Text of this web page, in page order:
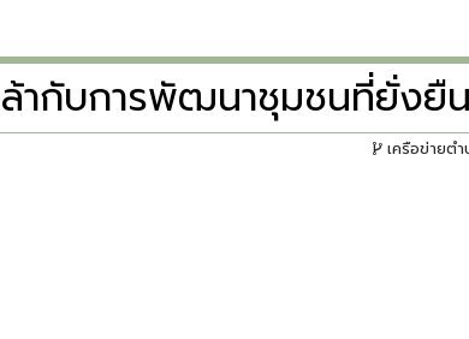
ากับการพัฒนาชุมชนที่ยั่งยืน
เครือข่ายต